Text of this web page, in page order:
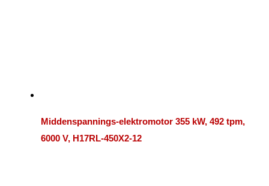
Middenspannings-elektromotor 355 kW, 492 tpm,
6000 V, H17RL-450X2-12